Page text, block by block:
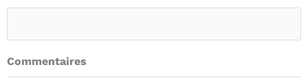
Commentaires